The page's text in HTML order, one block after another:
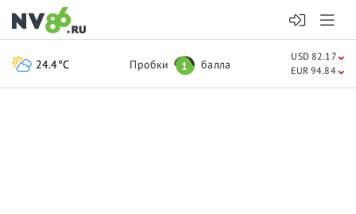
24.4°C Пробки 1 балла
USD 82.17
EUR 94.84